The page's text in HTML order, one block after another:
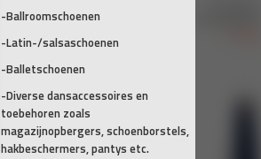
-Ballroomschoenen
-Latin-/salsaschoenen
-Balletschoenen
-Diverse dansaccessoires en
toebehoren zoals
magazijnopbergers, schoenborstels,
hakbeschermers, pantys etc.